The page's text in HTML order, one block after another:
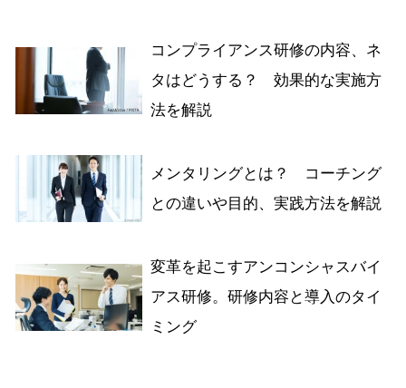
コンプライアンス研修の内容、ネ
タはどうする？ 効果的な実施方
法を解説
メンタリングとは？ コーチング
との違いや目的、実践方法を解説
変革を起こすアンコンシャスバイ
アス研修。研修内容と導入のタイ
ミング